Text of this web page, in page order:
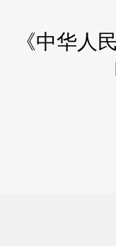
《中华人